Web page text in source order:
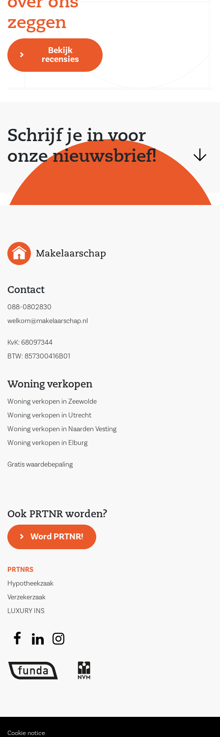
Schrijf je in voor
onze nieuwsbrief!
zeggen
Bekijk
recensies
Contact
088-0802830
welkom@makelaarschap.nl
KvK: 68097344
BTW: 857300416B01
Woning verkopen
Woning verkopen in Zeewolde
Woning verkopen in Utrecht
Woning verkopen in Naarden Vesting
Woning verkopen in Elburg
Gratis waardebepaling
Ook PRTNR worden?
Word PRTNR!
PRTNRS
Hypotheekzaak
Verzekerzaak
LUXURY INS
Cookie notice